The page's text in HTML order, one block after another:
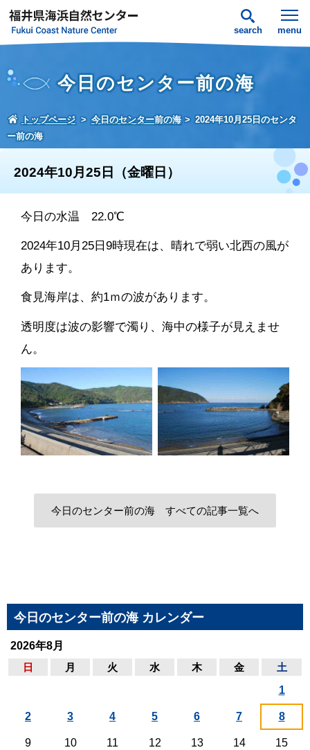
search menu
今日のセンター前の海
トップページ 今日のセンター前の海
2024年10月25日のセンタ
ー前の海
2024年10月25日（金曜日）
今日の水温 22.0℃
2024年10月25日9時現在は、晴れで弱い北西の風が
あります。
食見海岸は、約1ｍの波があります。
透明度は波の影響で濁り、海中の様子が見えませ
ん。
今日のセンター前の海 すべての記事一覧へ
今日のセンター前の海 カレンダー
2026年8月
日
月 火 水 木 金 土
1
2 3 4 5 6 7 8
9 10 11 12 13 14 15